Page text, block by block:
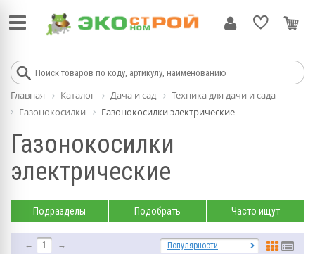
Главная Каталог Дача и сад
Техника для дачи и сада
Газонокосилки
Газонокосилки электрические
Газонокосилки
электрические
Подразделы Подобрать Часто ищут
← 1 → Популярности